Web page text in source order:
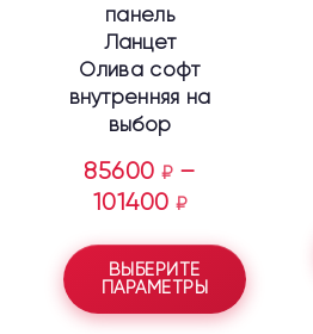
панель
Ланцет
Олива софт
внутренняя на
выбор
85600₽ –
101400 ₽
ВЫБЕРИТЕ
ПАРАМЕТРЫ